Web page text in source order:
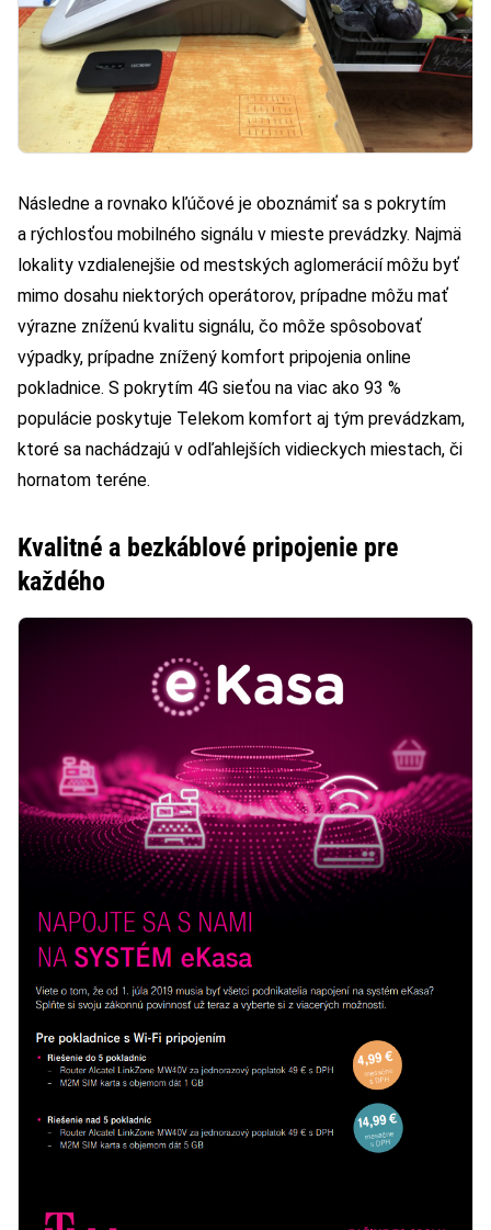
Následne a rovnako kľúčové je oboznámiť sa s pokrytím
a rýchlosťou mobilného signálu v mieste prevádzky. Najmä
lokality vzdialenejšie od mestských aglomerácií môžu byť
mimo dosahu niektorých operátorov, prípadne môžu mať
výrazne zníženú kvalitu signálu, čo môže spôsobovať
výpadky, prípadne znížený komfort pripojenia online
pokladnice. S pokrytím 4G sieťou na viac ako 93 %
populácie poskytuje Telekom komfort aj tým prevádzkam,
ktoré sa nachádzajú v odľahlejších vidieckych miestach, či
hornatom teréne.
Kvalitné a bezkáblové pripojenie pre
každého